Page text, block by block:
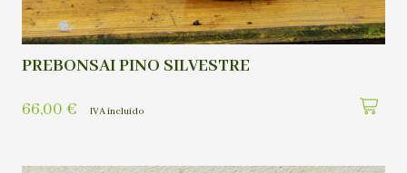
PREBONSAI PINO SILVESTRE
66,00 € IVA incluído